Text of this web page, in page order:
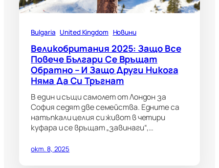
Bulgaria United Kingdom Новини
Великобритания 2025: Защо Все
Повече Българи Се Връщат
Обратно – И Защо Други Никога
Няма Да Си Тръгнат
В един и същи самолет от Лондон за
София седят две семейства. Едните са
натъпкали целия си живот в четири
куфара и се връщат „завинаги“,…
окт. 8, 2025